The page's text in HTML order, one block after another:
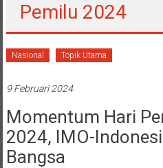
Pemilu 2024
Nasional Topik Utama
9 Februari 2024
Momentum Hari
2024, IMO-
Bangsa